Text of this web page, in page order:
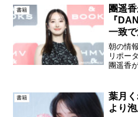
発表。
濱美兎
書籍
團遥
『
一致で
朝の情
リポー
團遥香
遥香フ
イベン
書籍
葉月
より